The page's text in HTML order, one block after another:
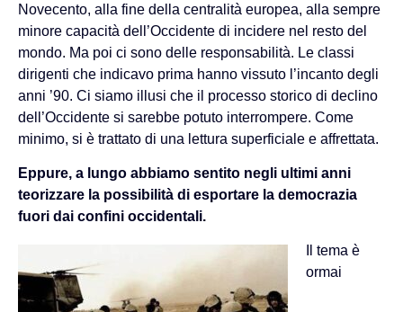
Novecento, alla fine della centralità europea, alla sempre
minore capacità dell’Occidente di incidere nel resto del
mondo. Ma poi ci sono delle responsabilità. Le classi
dirigenti che indicavo prima hanno vissuto l’incanto degli
anni ’90. Ci siamo illusi che il processo storico di declino
dell’Occidente si sarebbe potuto interrompere. Come
minimo, si è trattato di una lettura superficiale e affrettata.
Eppure, a lungo abbiamo sentito negli ultimi anni
teorizzare la possibilità di esportare la democrazia
fuori dai confini occidentali.
Il tema è
ormai